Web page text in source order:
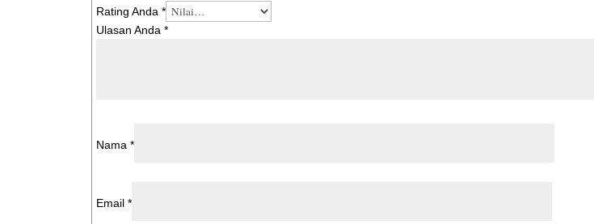
Rating Anda *
Ulasan Anda *
Nama *
Email *